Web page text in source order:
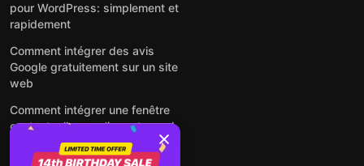
pour WordPress: simplement et
rapidement
Comment intégrer des avis
Google gratuitement sur un site
web
Comment intégrer une fenêtre
contextuelle sur n'importe quel